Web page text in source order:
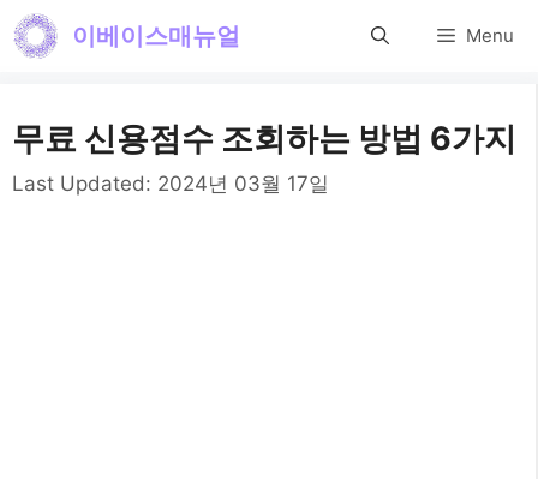
컨
로
건
이베이스매뉴얼 Menu
무료 신용점수 조회하는 방법 6가지
Last Updated: 2024년 03월 17일